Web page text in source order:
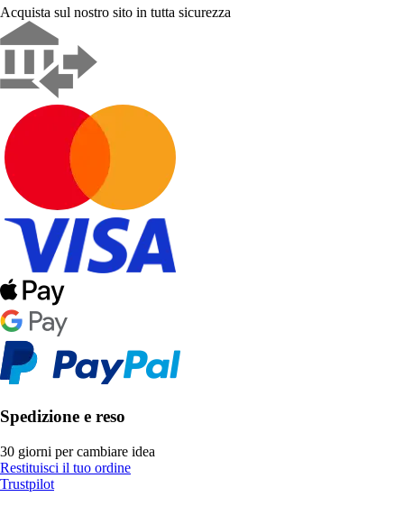
Acquista sul nostro sito in tutta sicurezza
Spedizione e reso
30 giorni per cambiare idea
Restituisci il tuo ordine
Trustpilot